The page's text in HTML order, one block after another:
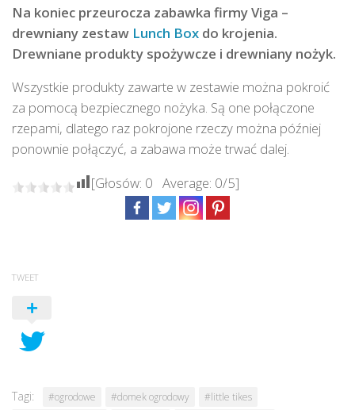
Na koniec przeurocza zabawka firmy Viga –
drewniany zestaw Lunch Box do krojenia.
Drewniane produkty spożywcze i drewniany nożyk.
Wszystkie produkty zawarte w zestawie można pokroić
za pomocą bezpiecznego nożyka. Są one połączone
rzepami, dlatego raz pokrojone rzeczy można później
ponownie połączyć, a zabawa może trwać dalej.
[Głosów: 0 Average: 0/5]
TWEET
Tagi: #ogrodowe #domek ogrodowy
#little tikes